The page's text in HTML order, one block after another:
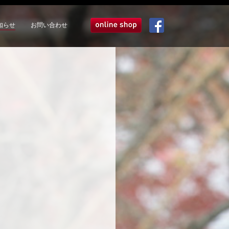
らせ お問い合わせ オンラインショップ